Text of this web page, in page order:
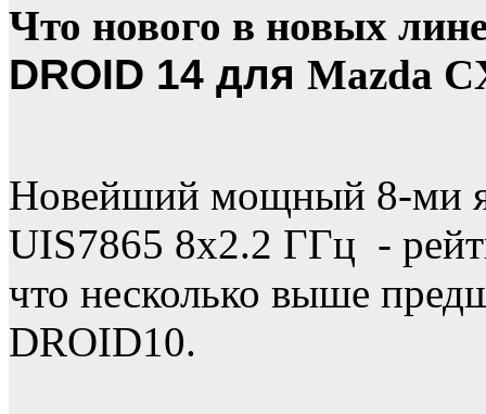
Что нового в новых
DROID 14 для Mazda
Новейший мощный 8-ми
UIS7865 8х2.2 ГГц -
что несколько выше
DROID10.